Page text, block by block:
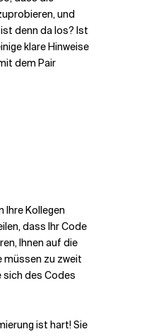
und
denn da los? Ist
klare Hinweise
dem Pair
Ihre Kollegen
dass Ihr Code
Ihnen auf die
müssen zu zweit
sich des Codes
ist hart! Sie